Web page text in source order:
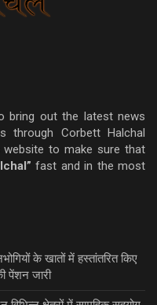
bring out the latest news
through Corbett Halchal
website to make sure that
fast and in the most
के खातों में हस्तांतरित किए
पेंशन जारी